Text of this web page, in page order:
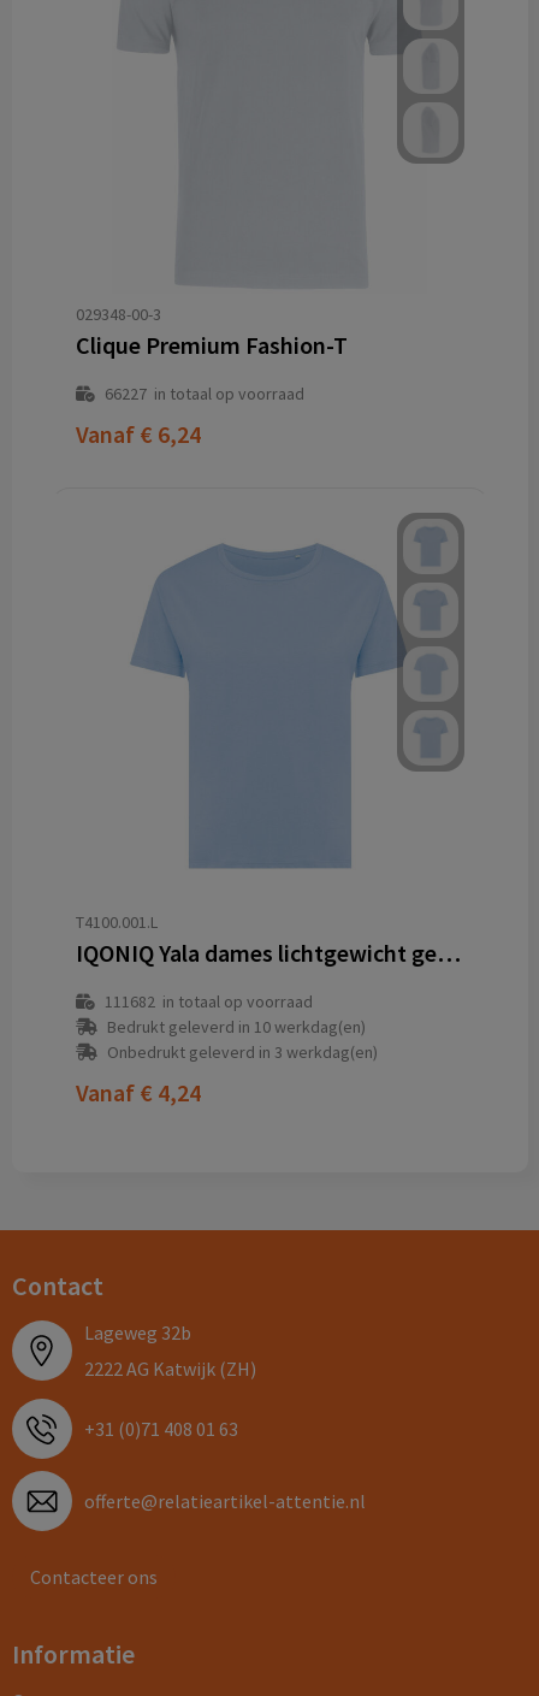
029348-00-3
Clique Premium Fashion-T
66227in totaal op voorraad
Vanaf € 6,24
T4100.001.L
IQONIQ Yala dames lichtgewicht gerecycled katoen t-shirt
111682in totaal op voorraad
Bedrukt geleverd in 10 werkdag(en)
Onbedrukt geleverd in 3 werkdag(en)
Vanaf € 4,24
Contact
Lageweg 32b
2222 AG Katwijk (ZH)
+31 (0)71 408 01 63
offerte@relatieartikel-attentie.nl
Contacteer ons
Informatie